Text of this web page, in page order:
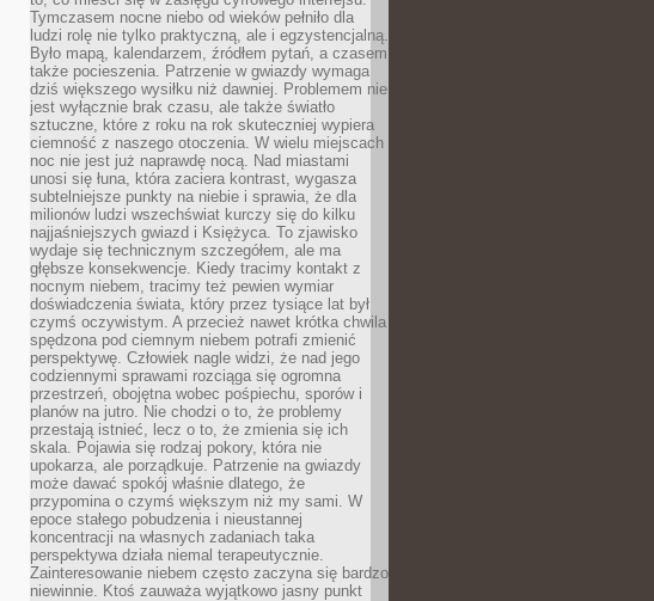
Tymczasem nocne niebo od wieków pełniło dla
ludzi rolę nie tylko praktyczną, ale i egzystencjalną.
Było mapą, kalendarzem, źródłem pytań, a czasem
także pocieszenia. Patrzenie w gwiazdy wymaga
dziś większego wysiłku niż dawniej. Problemem nie
jest wyłącznie brak czasu, ale także światło
sztuczne, które z roku na rok skuteczniej wypiera
ciemność z naszego otoczenia. W wielu miejscach
noc nie jest już naprawdę nocą. Nad miastami
unosi się łuna, która zaciera kontrast, wygasza
subtelniejsze punkty na niebie i sprawia, że dla
milionów ludzi wszechświat kurczy się do kilku
najjaśniejszych gwiazd i Księżyca. To zjawisko
wydaje się technicznym szczegółem, ale ma
głębsze konsekwencje. Kiedy tracimy kontakt z
nocnym niebem, tracimy też pewien wymiar
doświadczenia świata, który przez tysiące lat był
czymś oczywistym. A przecież nawet krótka chwila
spędzona pod ciemnym niebem potrafi zmienić
perspektywę. Człowiek nagle widzi, że nad jego
codziennymi sprawami rozciąga się ogromna
przestrzeń, obojętna wobec pośpiechu, sporów i
planów na jutro. Nie chodzi o to, że problemy
przestają istnieć, lecz o to, że zmienia się ich
skala. Pojawia się rodzaj pokory, która nie
upokarza, ale porządkuje. Patrzenie na gwiazdy
może dawać spokój właśnie dlatego, że
przypomina o czymś większym niż my sami. W
epoce stałego pobudzenia i nieustannej
koncentracji na własnych zadaniach taka
perspektywa działa niemal terapeutycznie.
Zainteresowanie niebem często zaczyna się bardzo
niewinnie. Ktoś zauważa wyjątkowo jasny punkt